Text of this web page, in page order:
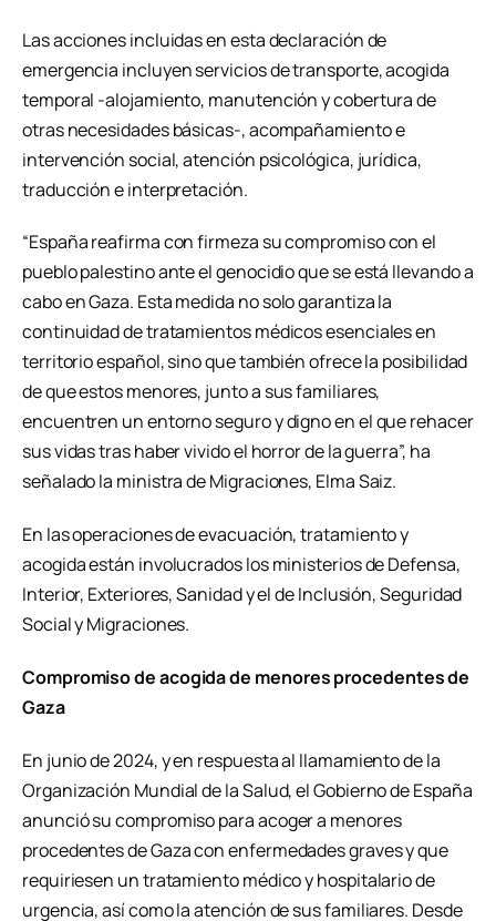
Las acciones incluidas en esta declaración de
emergencia incluyen servicios de transporte, acogida
temporal -alojamiento, manutención y cobertura de
otras necesidades básicas-, acompañamiento e
intervención social, atención psicológica, jurídica,
traducción e interpretación.
“España reafirma con firmeza su compromiso con el
pueblo palestino ante el genocidio que se está llevando a
cabo en Gaza. Esta medida no solo garantiza la
continuidad de tratamientos médicos esenciales en
territorio español, sino que también ofrece la posibilidad
de que estos menores, junto a sus familiares,
encuentren un entorno seguro y digno en el que rehacer
sus vidas tras haber vivido el horror de la guerra”, ha
señalado la ministra de Migraciones, Elma Saiz.
En las operaciones de evacuación, tratamiento y
acogida están involucrados los ministerios de Defensa,
Interior, Exteriores, Sanidad y el de Inclusión, Seguridad
Social y Migraciones.
Compromiso de acogida de menores procedentes de
Gaza
En junio de 2024, y en respuesta al llamamiento de la
Organización Mundial de la Salud, el Gobierno de España
anunció su compromiso para acoger a menores
procedentes de Gaza con enfermedades graves y que
requiriesen un tratamiento médico y hospitalario de
urgencia, así como la atención de sus familiares. Desde